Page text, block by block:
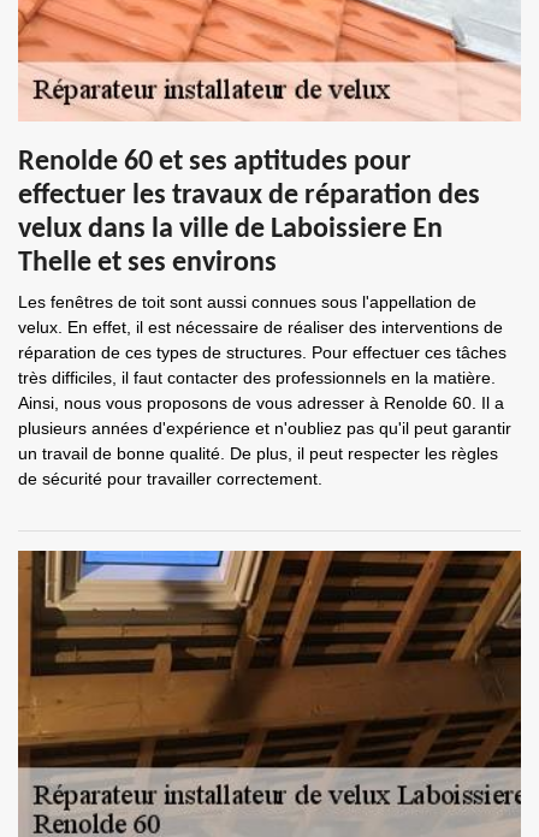
Renolde 60 et ses aptitudes pour
effectuer les travaux de réparation des
velux dans la ville de Laboissiere En
Thelle et ses environs
Les fenêtres de toit sont aussi connues sous l'appellation de
velux. En effet, il est nécessaire de réaliser des interventions de
réparation de ces types de structures. Pour effectuer ces tâches
très difficiles, il faut contacter des professionnels en la matière.
Ainsi, nous vous proposons de vous adresser à Renolde 60. Il a
plusieurs années d'expérience et n'oubliez pas qu'il peut garantir
un travail de bonne qualité. De plus, il peut respecter les règles
de sécurité pour travailler correctement.